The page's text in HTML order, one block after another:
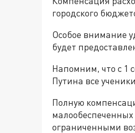
городского
Особое внимание
будет
Напомним, что с 1
Путина все
Полную
ограниченными